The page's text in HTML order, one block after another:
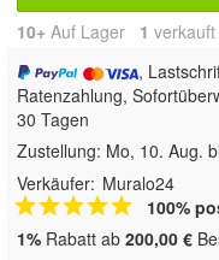
10+ Auf Lager 1 verkauft
,
Ratenzahlung,
30 Tagen
Zustellung: Mo, 10. Aug.
Verkäufer: Muralo24
100%
1% Rabatt ab 200,00 €